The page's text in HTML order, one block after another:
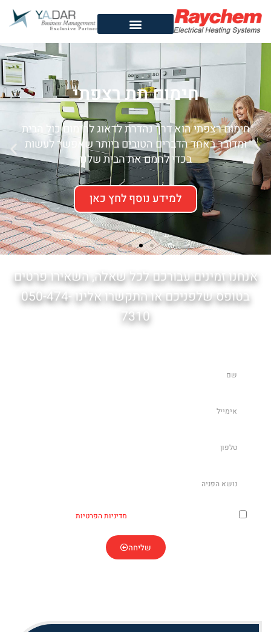
חימום תת רצפתי
חימום רצפתי הוא דרך נהדרת לדאוג לחימום כול הבית
ומדובר באחד הדברים הטובים ביותר שאפשר לעשות
בכדי לחמם את הבית שלנו
למידע נוסף לחץ כאן
אנחנו זמינים עבורכם לכל שאלה, השאירו פרטים
בטופס שלפניכם או התקשרו אלינו 050-474-
7310
מדיניות הפרטיות
שליחה